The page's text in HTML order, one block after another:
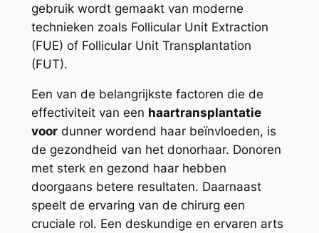
gebruik wordt gemaakt van moderne
technieken zoals Follicular Unit Extraction
(FUE) of Follicular Unit Transplantation
(FUT).
Een van de belangrijkste factoren die de
effectiviteit van een haartransplantatie
voordunner wordend haar beïnvloeden, is
de gezondheid van het donorhaar. Donoren
met sterk en gezond haar hebben
doorgaans betere resultaten. Daarnaast
speelt de ervaring van de chirurg een
cruciale rol. Een deskundige en ervaren arts